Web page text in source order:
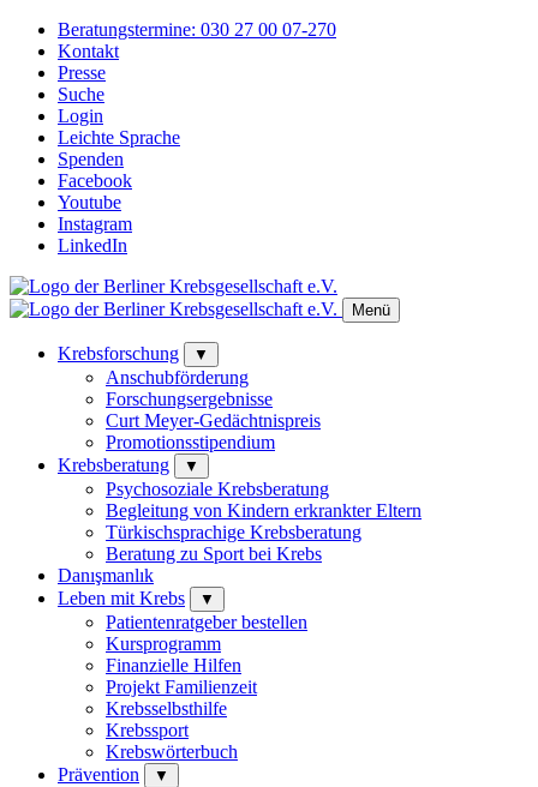
Beratungstermine: 030 27 00 07-270
Kontakt
Presse
Suche
Login
Leichte Sprache
Spenden
Facebook
Youtube
Instagram
LinkedIn
Menü
Krebsforschung ▼
Anschubförderung
Forschungsergebnisse
Curt Meyer-Gedächtnispreis
Promotionsstipendium
Krebsberatung
▼
Psychosoziale Krebsberatung
Begleitung von Kindern erkrankter Eltern
Türkischsprachige Krebsberatung
Beratung zu Sport bei Krebs
Danışmanlık
Leben mit Krebs
▼
Patientenratgeber bestellen
Kursprogramm
Finanzielle Hilfen
Projekt Familienzeit
Krebsselbsthilfe
Krebssport
Krebswörterbuch
Prävention
▼